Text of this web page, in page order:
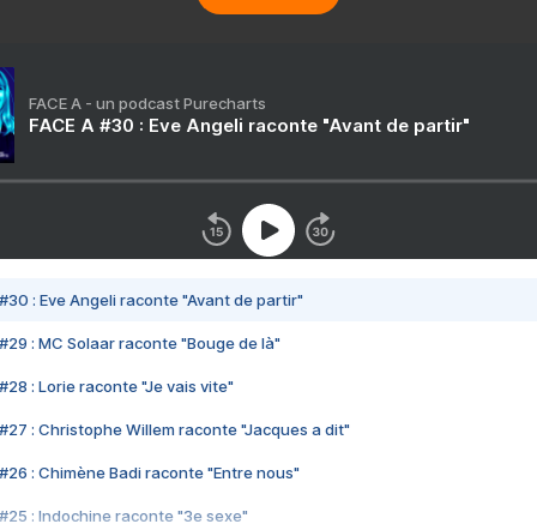
FACE A - un podcast Purecharts
FACE A #30 : Eve Angeli raconte "Avant de partir"
#30 : Eve Angeli raconte "Avant de partir"
#29 : MC Solaar raconte "Bouge de là"
#28 : Lorie raconte "Je vais vite"
#27 : Christophe Willem raconte "Jacques a dit"
#26 : Chimène Badi raconte "Entre nous"
#25 : Indochine raconte "3e sexe"